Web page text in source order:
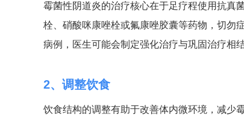
霉菌性阴道炎的治疗核心在于足疗程使用抗真
栓、硝酸咪康唑栓或氟康唑胶囊等药物，切勿
病例，医生可能会制定强化治疗与巩固治疗相
2、调整饮食
饮食结构的调整有助于改善体内微环境，减少